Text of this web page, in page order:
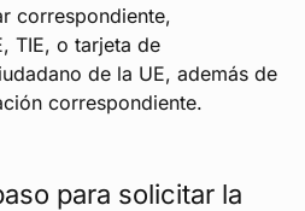
correspondiente,
TIE, o tarjeta de
de la UE, además de
correspondiente.
para solicitar la